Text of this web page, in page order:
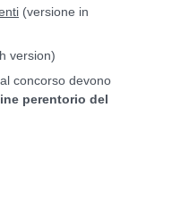
(versione in
version)
concorso devono
perentorio del